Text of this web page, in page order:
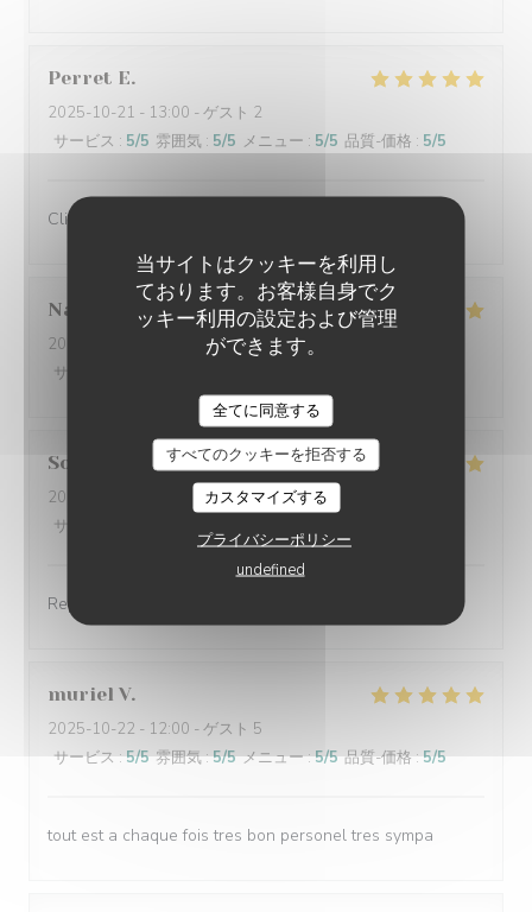
当サイトはクッキーを利用し
ております。お客様自身でク
ッキー利用の設定および管理
ができます。
全てに同意する
すべてのクッキーを拒否する
カスタマイズする
プライバシーポリシー
undefined
Perret E
2025-10-21 - 13:00 - ゲスト 2
サービス : 5/5 雰囲気 : 5/5 メニュー : 5/5 品質-価格 : 5/5
Client fidèle et jamais déçu
Nathalie F
2025-10-20
- 12:00 - ゲスト 3
サービス
Solange
2025-10-22
- 12:30 - ゲスト 2
サービス
Repas excellent, serveuses très gracieuses
muriel V
2025-10-22 - 12:00 - ゲスト 5
サービス:5/5 雰囲気:5/5 メニュー:5/5 品質-価格:5/5
tout est a chaque fois tres bon personel tres sympa